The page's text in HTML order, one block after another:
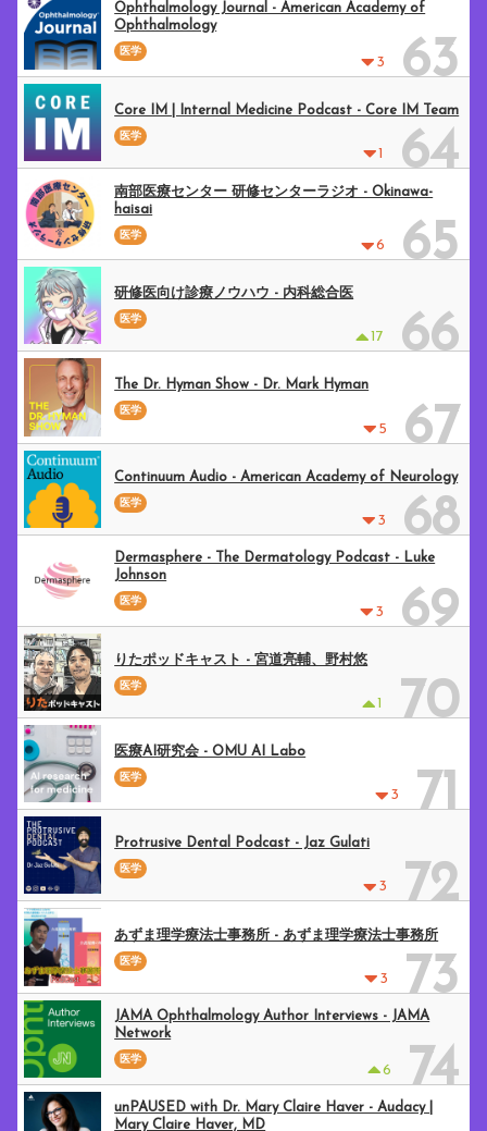
3 63
Ophthalmology Journal - American Academy of
Ophthalmology
医学
1 64
Core IM | Internal Medicine Podcast - Core IM Team
医学
6 65
南部医療センター 研修センターラジオ - Okinawa-
haisai
医学
17 66
研修医向け診療ノウハウ - 内科総合医
医学
5 67
The Dr. Hyman Show - Dr. Mark Hyman
医学
3 68
Continuum Audio - American Academy of Neurology
医学
3 69
Dermasphere - The Dermatology Podcast - Luke
Johnson
医学
1 70
りたポッドキャスト - 宮道亮輔、野村悠
医学
3 71
医療AI研究会 - OMU AI Labo
医学
3 72
Protrusive Dental Podcast - Jaz Gulati
医学
3 73
あずま理学療法士事務所 - あずま理学療法士事務所
医学
6 74
JAMA Ophthalmology Author Interviews - JAMA
Network
医学
unPAUSED with Dr. Mary Claire Haver - Audacy |
Mary Claire Haver, MD